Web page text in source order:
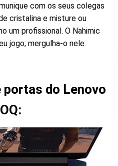
com os seus colegas
cristalina e misture ou
um profissional. O Nahimic
jogo; mergulha-o nele.
portas do Lenovo